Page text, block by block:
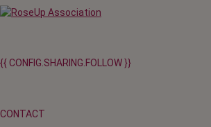
{{ CONFIG.SHARING.FOLLOW }}
CONTACT